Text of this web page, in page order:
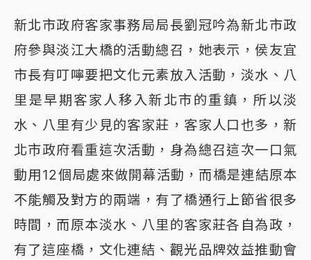
新北市政府客家事務局局長劉冠吟為新北市政
府參與淡江大橋的活動總召，她表示，侯友宜
市長有叮嚀要把文化元素放入活動，淡水、八
里是早期客家人移入新北市的重鎮，所以淡
水、八里有少見的客家莊，客家人口也多，新
北市政府看重這次活動，身為總召這次一口氣
動用12個局處來做開幕活動，而橋是連結原本
不能觸及對方的兩端，有了橋通行上節省很多
時間，而原本淡水、八里的客家莊各自為政，
有了這座橋，文化連結、觀光品牌效益推動會